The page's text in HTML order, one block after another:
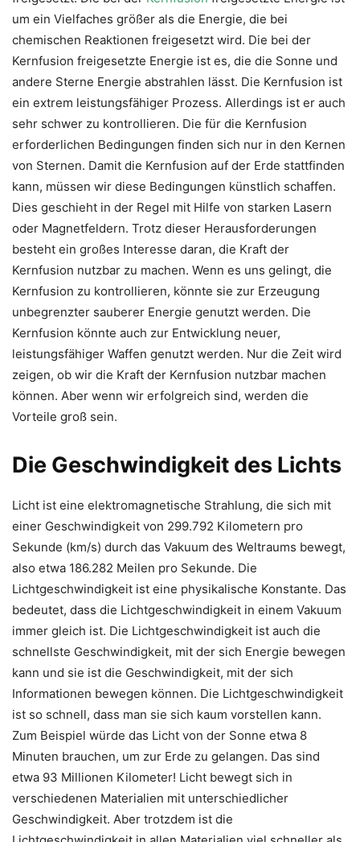
um ein Vielfaches größer als die Energie, die bei
chemischen Reaktionen freigesetzt wird. Die bei der
Kernfusion freigesetzte Energie ist es, die die Sonne und
andere Sterne Energie abstrahlen lässt. Die Kernfusion ist
ein extrem leistungsfähiger Prozess. Allerdings ist er auch
sehr schwer zu kontrollieren. Die für die Kernfusion
erforderlichen Bedingungen finden sich nur in den Kernen
von Sternen. Damit die Kernfusion auf der Erde stattfinden
kann, müssen wir diese Bedingungen künstlich schaffen.
Dies geschieht in der Regel mit Hilfe von starken Lasern
oder Magnetfeldern. Trotz dieser Herausforderungen
besteht ein großes Interesse daran, die Kraft der
Kernfusion nutzbar zu machen. Wenn es uns gelingt, die
Kernfusion zu kontrollieren, könnte sie zur Erzeugung
unbegrenzter sauberer Energie genutzt werden. Die
Kernfusion könnte auch zur Entwicklung neuer,
leistungsfähiger Waffen genutzt werden. Nur die Zeit wird
zeigen, ob wir die Kraft der Kernfusion nutzbar machen
können. Aber wenn wir erfolgreich sind, werden die
Vorteile groß sein.
Die Geschwindigkeit des Lichts
Licht ist eine elektromagnetische Strahlung, die sich mit
einer Geschwindigkeit von 299.792 Kilometern pro
Sekunde (km/s) durch das Vakuum des Weltraums bewegt,
also etwa 186.282 Meilen pro Sekunde. Die
Lichtgeschwindigkeit ist eine physikalische Konstante. Das
bedeutet, dass die Lichtgeschwindigkeit in einem Vakuum
immer gleich ist. Die Lichtgeschwindigkeit ist auch die
schnellste Geschwindigkeit, mit der sich Energie bewegen
kann und sie ist die Geschwindigkeit, mit der sich
Informationen bewegen können. Die Lichtgeschwindigkeit
ist so schnell, dass man sie sich kaum vorstellen kann.
Zum Beispiel würde das Licht von der Sonne etwa 8
Minuten brauchen, um zur Erde zu gelangen. Das sind
etwa 93 Millionen Kilometer! Licht bewegt sich in
verschiedenen Materialien mit unterschiedlicher
Geschwindigkeit. Aber trotzdem ist die